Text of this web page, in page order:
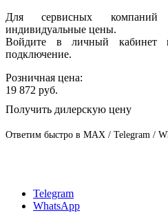
Для сервисных
индивидуальные цены.
Войдите в личный кабинет
подключение.
Розничная цена:
19 872 руб.
Получить дилерскую цену
Ответим быстро в MAX / Telegram /
Telegram
WhatsApp